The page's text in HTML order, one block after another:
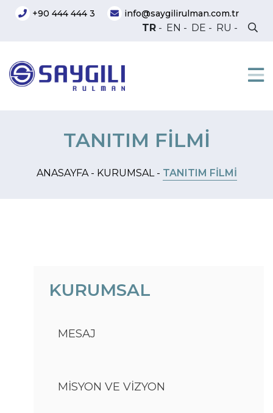
+90 444 444 3 info@saygilirulman.com.tr
TR - EN - DE - RU -
TANITIM FİLMİ
ANASAYFA - KURUMSAL - TANITIM FİLMİ
KURUMSAL
MESAJ
MİSYON VE VİZYON